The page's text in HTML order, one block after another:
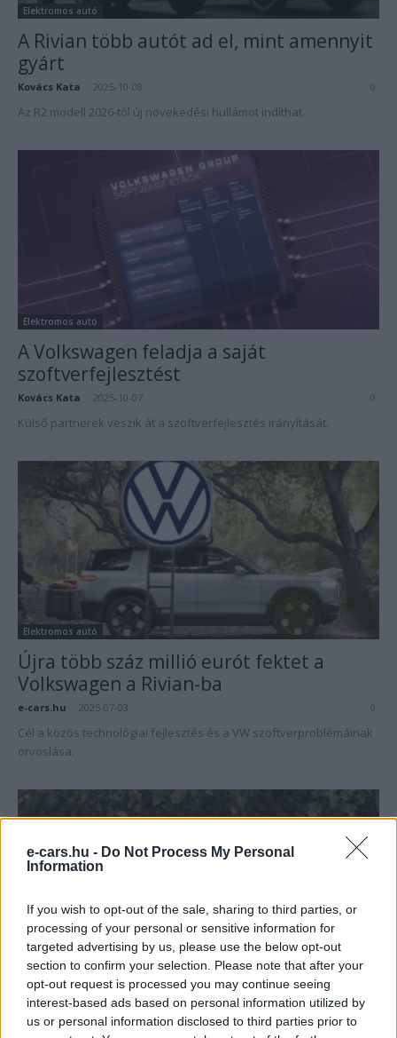
e-cars.hu - Do Not Process My Personal
Information
If you wish to opt-out of the sale, sharing to third parties, or
processing of your personal or sensitive information for
targeted advertising by us, please use the below opt-out
section to confirm your selection. Please note that after your
opt-out request is processed you may continue seeing
interest-based ads based on personal information utilized by
us or personal information disclosed to third parties prior to
Elektromos autó
A Rivian több autót ad el, mint amennyit
gyárt
Kovács Kata 2025-10-08 0
Az R2 modell 2026-tól új növekedési hullámot indíthat.
Elektromos autó
A Volkswagen feladja a saját
szoftverfejlesztést
Kovács Kata 2025-10-07 0
Külső partnerek veszik át a szoftverfejlesztés irányítását.
Elektromos autó
Újra több száz millió eurót fektet a
Volkswagen a Rivian-ba
e-cars.hu 2025-07-03 0
Cél a közös technológiai fejlesztés és a VW szoftverproblémáinak
orvoslása.
Elektromos autó
Felére csökkentette negyedéves
veszteségét a Rivian